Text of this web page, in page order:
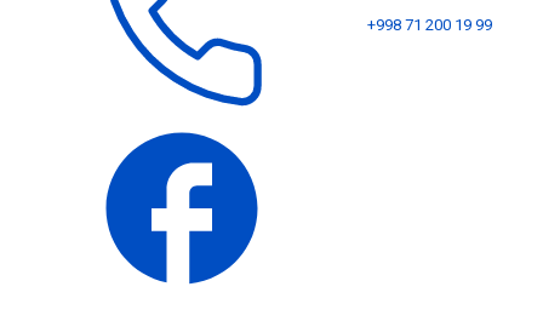
+998 71 200 19 99